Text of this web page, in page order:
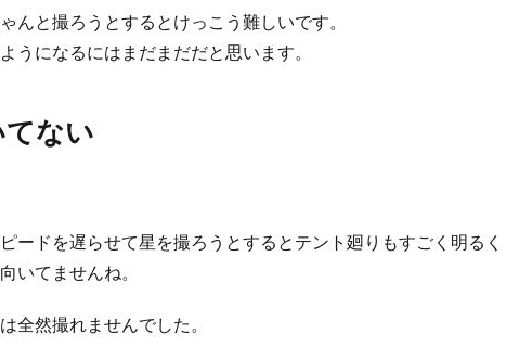
んと撮ろうとするとけっこう難しいです。
うになるにはまだまだだと思います。
ない
ードを遅らせて星を撮ろうとするとテント廻りもすごく明るく
いてませんね。
全然撮れませんでした。